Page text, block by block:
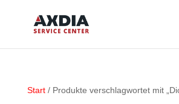
Start/ Produkte verschlagwortet mit